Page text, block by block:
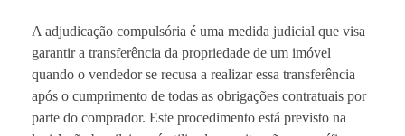
A adjudicação compulsória é uma medida judicial que visa
garantir a transferência da propriedade de um imóvel
quando o vendedor se recusa a realizar essa transferência
após o cumprimento de todas as obrigações contratuais por
parte do comprador. Este procedimento está previsto na